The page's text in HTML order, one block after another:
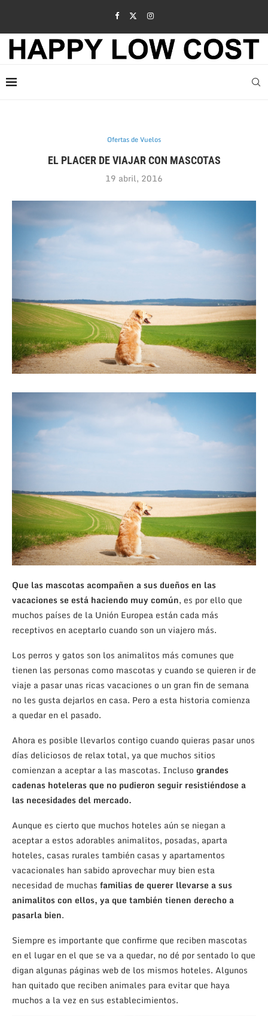
Ofertas de Vuelos
EL PLACER DE VIAJAR CON MASCOTAS
19 abril, 2016
Que las mascotas acompañen a sus dueños en las
vacaciones se está haciendo muy común, es por ello que
muchos países de la Unión Europea están cada más
receptivos en aceptarlo cuando son un viajero más.
Los perros y gatos son los animalitos más comunes que
tienen las personas como mascotas y cuando se quieren ir de
viaje a pasar unas ricas vacaciones o un gran fin de semana
no les gusta dejarlos en casa. Pero a esta historia comienza
a quedar en el pasado.
Ahora es posible llevarlos contigo cuando quieras pasar unos
días deliciosos de relax total, ya que muchos sitios
comienzan a aceptar a las mascotas. Incluso grandes
cadenas hoteleras que no pudieron seguir resistiéndose a
las necesidades del mercado.
Aunque es cierto que muchos hoteles aún se niegan a
aceptar a estos adorables animalitos, posadas, aparta
hoteles, casas rurales también casas y apartamentos
vacacionales han sabido aprovechar muy bien esta
necesidad de muchas familias de querer llevarse a sus
animalitos con ellos, ya que también tienen derecho a
pasarla bien.
Siempre es importante que confirme que reciben mascotas
en el lugar en el que se va a quedar, no dé por sentado lo que
digan algunas páginas web de los mismos hoteles. Algunos
han quitado que reciben animales para evitar que haya
muchos a la vez en sus establecimientos.